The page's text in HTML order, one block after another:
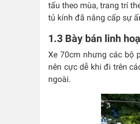
tấu theo mùa, trang trí
tủ kính đã nâng cấp sự
1.3 Bày bán linh
Xe 70cm nhưng các bộ
nên cực dễ khi đi trên
ngoài.